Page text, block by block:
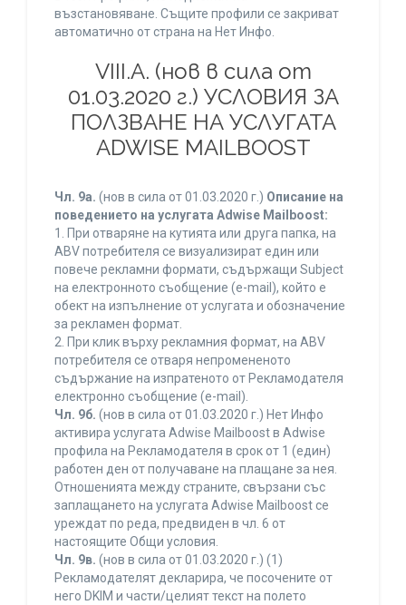
възстановяване. Същите профили се закриват
автоматично от страна на Нет Инфо.
VIII.A. (нов в сила от
01.03.2020 г.) УСЛОВИЯ ЗА
ПОЛЗВАНЕ НА УСЛУГАТА
ADWISE MAILBOOST
Чл. 9а. (нов в сила от 01.03.2020 г.) Описание на
поведението на услугата Adwise Mailboost:
1. При отваряне на кутията или друга папка, на
ABV потребителя се визуализират един или
повече рекламни формати, съдържащи Subject
на електронното съобщение (e-mail), който е
обект на изпълнение от услугата и обозначение
за рекламен формат.
2. При клик върху рекламния формат, на ABV
потребителя се отваря непромененото
съдържание на изпратеното от Рекламодателя
електронно съобщение (e-mail).
Чл. 9б. (нов в сила от 01.03.2020 г.) Нет Инфо
активира услугата Adwise Mailboost в Adwise
профила на Рекламодателя в срок от 1 (един)
работен ден от получаване на плащане за нея.
Отношенията между страните, свързани със
заплащането на услугата Adwise Mailboost се
уреждат по реда, предвиден в чл. 6 от
настоящите Общи условия.
Чл. 9в. (нов в сила от 01.03.2020 г.) (1)
Рекламодателят декларира, че посочените от
него DKIM и части/целият текст на полето